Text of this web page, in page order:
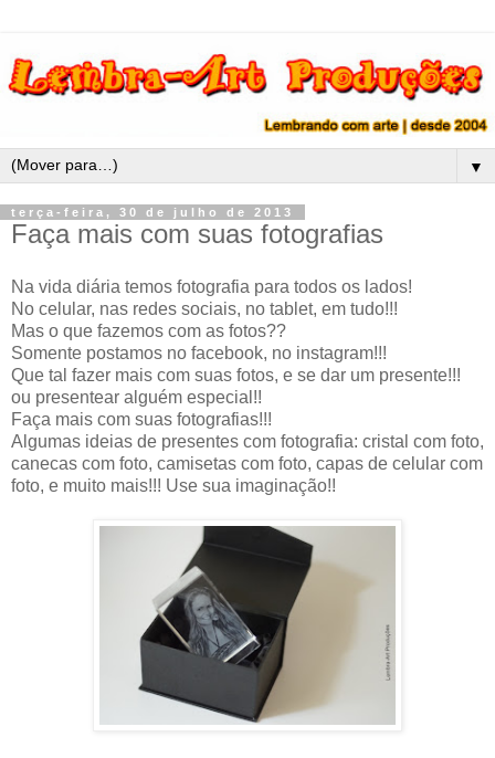
▼
terça-feira, 30 de julho de 2013
Faça mais com suas fotografias
Na vida diária temos fotografia para todos os lados!
No celular, nas redes sociais, no tablet, em tudo!!!
Mas o que fazemos com as fotos??
Somente postamos no facebook, no instagram!!!
Que tal fazer mais com suas fotos, e se dar um presente!!!
ou presentear alguém especial!!
Faça mais com suas fotografias!!!
Algumas ideias de presentes com fotografia: cristal com foto,
canecas com foto, camisetas com foto, capas de celular com
foto, e muito mais!!! Use sua imaginação!!